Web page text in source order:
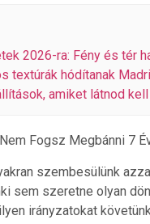
2026-ra: Fény és tér
textúrák hódítanak
amiket látnod
Fogsz Megbánni 7
szembesülünk
sem szeretne olyan
irányzatokat